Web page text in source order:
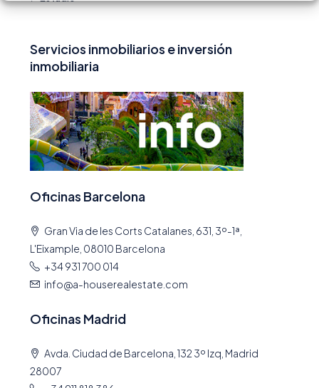
Servicios inmobiliarios e inversión
inmobiliaria
Oficinas Barcelona
Gran Via de les Corts Catalanes, 631, 3º-1ª,
L'Eixample, 08010 Barcelona
+34 931 700 014
info@a-houserealestate.com
Oficinas Madrid
Avda. Ciudad de Barcelona, 132 3º Izq, Madrid
28007